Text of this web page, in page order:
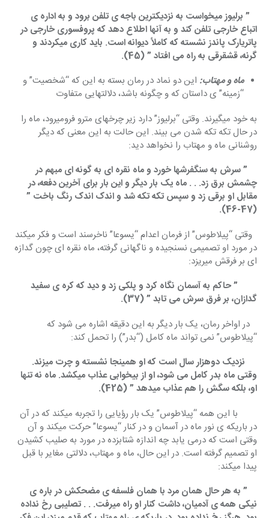
” برلیوز میخواست به نزدیکترین باجه ی تلفن برود و به اداره ی
اتباع خارجی تلفن کند و به آنها اطلاع دهد که پروفسوری خارجی در
پاتریارک پاندز نشسته که کاملاً دیوانه است. باید کاری میکردند و
گرنه، قشقرقی به راه می افتاد ” (45).
ماه و مهتاب: این دو نماد در رمان بسته به این که “شخصیت” و
“زمینه” ی داستان که و چگونه باشد، دلالتهایی متفاوت
به خود میگیرند. وقتی “برلیوز” دارد زیر چرخهای مترو فرومیرود، ماه را
در حال تکه تکه شدن می بیند. این حالت به این معنی که دیگر
روشنانی ماه و مهتاب را نخواهد دید:
” سرش به سنگفرشها خورد و ماه نقره ای به گونه ای مبهم در
چشمش برق زد. . . ماه یک بار دیگر و این بار برای آخرین دفعه، در
مقابل او برقی زد و سپس تکه تکه شد و اندک اندک رنگ باخت ”
(47-46).
وقتی “پیلاطوس” از فرمان اعدام “یسوعا” ناخرسند است و فکر میکند
در مورد او تصمیمی نسنجیده و ناگهانی گرفته، ماه نقره ای چون گدازه
ای بر فرقش میریزد:
” حاکم به آسمان نگاه کرد و پلکی زد و دید که کره ی سفید
گدازان، بر فرق سرش می تابد ” (37).
در اواخر رمان، یک بار دیگر به این دقیقه اشاره می شود که
“پیلاطوس” نمی تواند ماه کامل (“بدر”) را تحمل کند:
نزدیک دوهزار سال است که او همینجا نشسته و چرت میزند.
وقتی ماه بدر کامل می شود، او از بیخوابی عذاب میکشد. ماه نه تنها
او، بلکه سگش را هم عذاب میدهد ” (425).
با این همه “پیلاطوس” یک بار رؤیایی را تجربه میکند که در آن
در باریکه ی نور ماه در آسمان و در کنار “یسوعا” حرکت میکند و آن
وقتی است که درمی یابد چه اندازه شتابزده در مورد به صلیب کشیدن
او تصمیم گرفته است. در این حال، ماه و مهتاب، دلالتی مغایر با قبل
پیدا میکند:
” به هر حال همان مرد با همان فلسفه ی مضحکش در باره ی
نیکی همه ی آدمیان، داشت کنار او راه میرفت. . . تصلیبی رخ نداده